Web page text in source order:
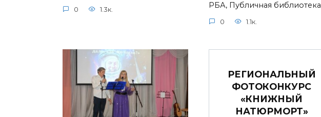
0 1.3к.
РБА, Публичная библиотека
0 1.1к.
РЕГИОНАЛЬНЫЙ
ФОТОКОНКУРС
«КНИЖНЫЙ
НАТЮРМОРТ»